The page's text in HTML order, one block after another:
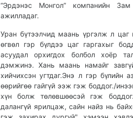
“Эрдэнэс Монгол” компанийн
ажилладаг.
Уран бүтээлчид маань үргэлж л
өгвөл гэр бүлдээ цаг гаргахыг
асуудал орхигдох болбол хоёр
дэмжинэ. Хань маань намайг
хийчихсэн угтдаг.Энэ л гэр
өөрийгөө гайгүй ээж гэж боддог./
хүн болж төлөвшөөсэй гэж
далангүй ярилцаж, сайн найз нь